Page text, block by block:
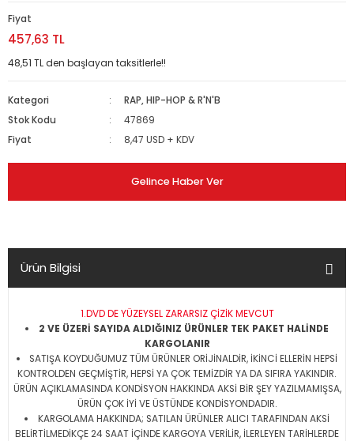
Fiyat
457,63 TL
48,51 TL den başlayan taksitlerle!!
Kategori
RAP, HIP-HOP & R'N'B
Stok Kodu
47869
Fiyat
8,47 USD + KDV
Gelince Haber Ver
Ürün Bilgisi
1.DVD DE YÜZEYSEL ZARARSIZ ÇİZİK MEVCUT
2 VE ÜZERİ SAYIDA ALDIĞINIZ ÜRÜNLER TEK PAKET HALİNDE
KARGOLANIR
SATIŞA KOYDUĞUMUZ TÜM ÜRÜNLER ORİJİNALDİR, İKİNCİ ELLERİN HEPSİ
KONTROLDEN GEÇMİŞTİR, HEPSİ YA ÇOK TEMİZDİR YA DA SIFIRA YAKINDIR.
ÜRÜN AÇIKLAMASINDA KONDİSYON HAKKINDA AKSİ BİR ŞEY YAZILMAMIŞSA,
ÜRÜN ÇOK İYİ VE ÜSTÜNDE KONDİSYONDADIR.
KARGOLAMA HAKKINDA; SATILAN ÜRÜNLER ALICI TARAFINDAN AKSİ
BELİRTİLMEDİKÇE 24 SAAT İÇİNDE KARGOYA VERİLİR, İLERLEYEN TARİHLERDE